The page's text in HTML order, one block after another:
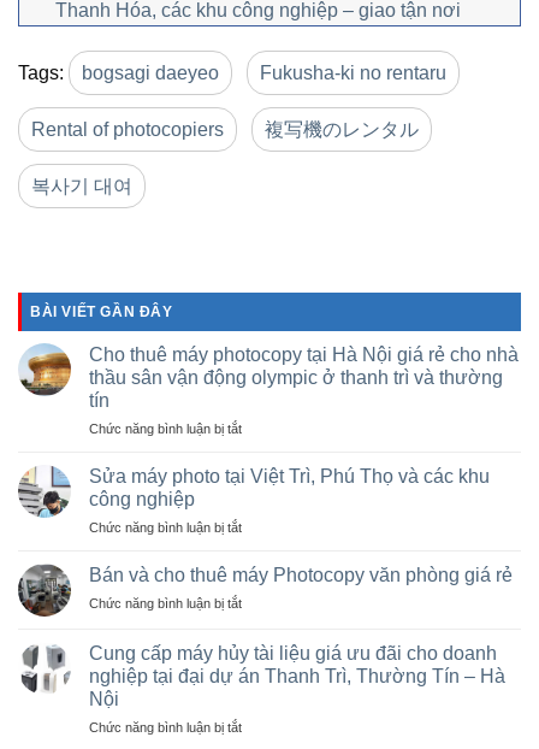
Thanh Hóa, các khu công nghiệp – giao tận nơi
Tags: bogsagi daeyeo Fukusha-ki no rentaru
Rental of photocopiers 複写機のレンタル
복사기 대여
BÀI VIẾT GẦN ĐÂY
Cho thuê máy photocopy tại Hà Nội giá rẻ cho nhà
thầu sân vận động olympic ở thanh trì và thường
tín
Chức năng bình luận bị tắtở
thuê
tại
Nội
rẻ
nhà
thầu
động
Sửa máy photo tại Việt Trì, Phú Thọ và các khu
công nghiệp
Chức năng bình luận bị tắtở
máy
photo
tại
Trì,
Phú
các
Bán và cho thuê máy Photocopy văn phòng giá rẻ
Chức năng bình luận bị tắtở
cho
thuê
Photocopy
Cung cấp máy hủy tài liệu giá ưu đãi cho doanh
nghiệp tại đại dự án Thanh Trì, Thường Tín – Hà
Nội
Chức năng bình luận bị tắtở